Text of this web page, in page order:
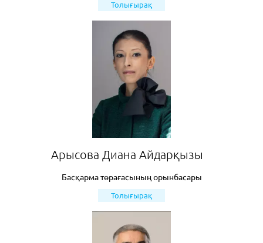
Толығырақ
Арысова Диана Айдарқызы
Басқарма төрағасының орынбасары
Толығырақ